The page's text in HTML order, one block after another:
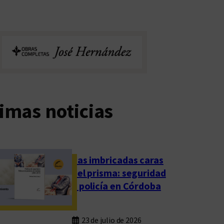
noticias
Las imbricadas caras
del prisma: seguridad
y policía en Córdoba
23 de julio de 2026